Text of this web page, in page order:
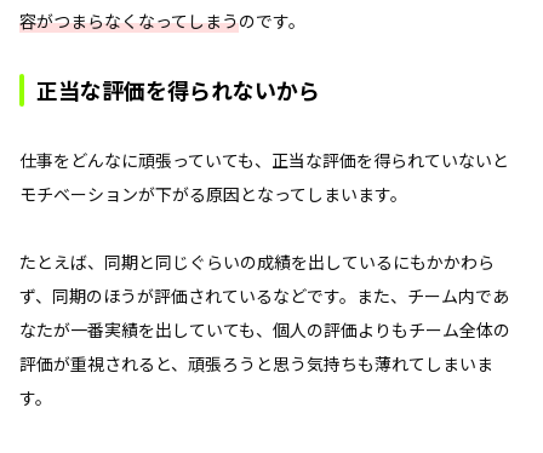
容がつまらなくなってしまうのです。
正当な評価を得られないから
仕事をどんなに頑張っていても、正当な評価を得られていないと
モチベーションが下がる原因となってしまいます。
たとえば、同期と同じぐらいの成績を出しているにもかかわら
ず、同期のほうが評価されているなどです。また、チーム内であ
なたが一番実績を出していても、個人の評価よりもチーム全体の
評価が重視されると、頑張ろうと思う気持ちも薄れてしまいま
す。